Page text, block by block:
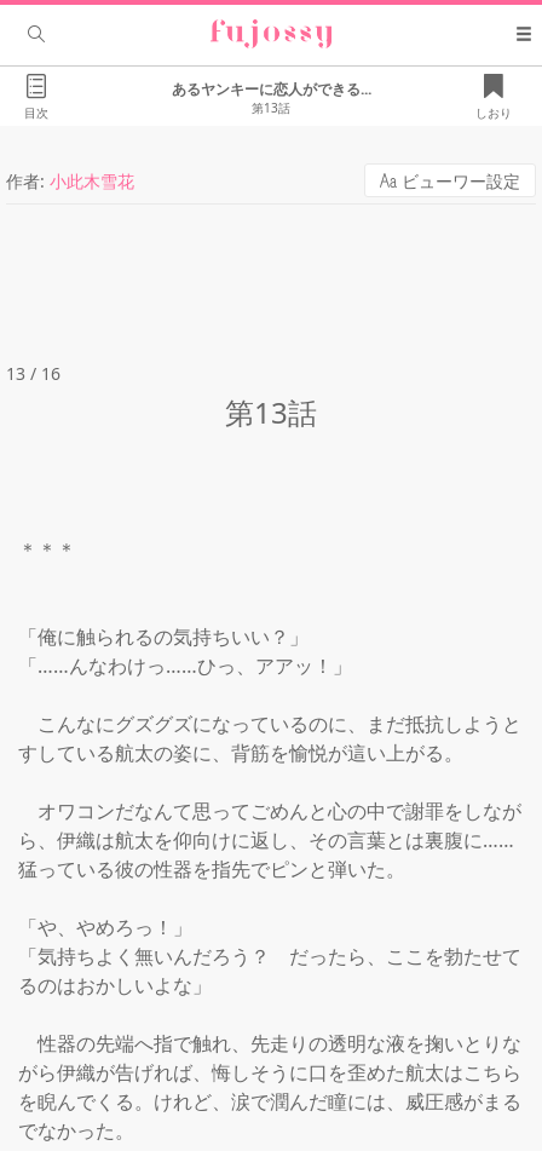
目次
あるヤンキーに恋人ができる...
第13話 しおり
作者: 小此木雪花 ビューワー設定
13 / 16
第13話
＊＊＊
「俺に触られるの気持ちいい？」
「……んなわけっ……ひっ、アアッ！」
こんなにグズグズになっているのに、まだ抵抗しようと
すしている航太の姿に、背筋を愉悦が這い上がる。
オワコンだなんて思ってごめんと心の中で謝罪をしなが
ら、伊織は航太を仰向けに返し、その言葉とは裏腹に……
猛っている彼の性器を指先でピンと弾いた。
「や、やめろっ！」
「気持ちよく無いんだろう？　だったら、ここを勃たせて
るのはおかしいよな」
性器の先端へ指で触れ、先走りの透明な液を掬いとりな
がら伊織が告げれば、悔しそうに口を歪めた航太はこちら
を睨んでくる。けれど、涙で潤んだ瞳には、威圧感がまる
でなかった。